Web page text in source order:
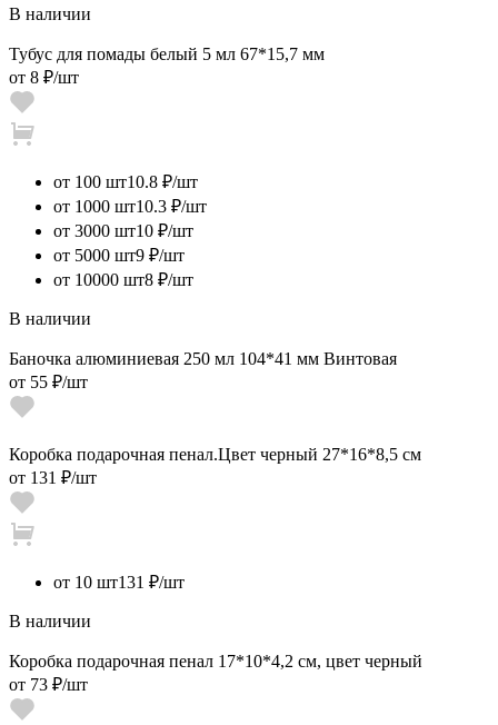
В наличии
Тубус для помады белый 5 мл 67*15,7 мм
от 8 ₽/шт
от 100 шт10.8 ₽/шт
от 1000 шт10.3 ₽/шт
от 3000 шт10 ₽/шт
от 5000 шт9 ₽/шт
от 10000 шт8 ₽/шт
В наличии
Баночка алюминиевая 250 мл 104*41 мм Винтовая
от 55 ₽/шт
Коробка подарочная пенал.Цвет черный 27*16*8,5 см
от 131 ₽/шт
от 10 шт131 ₽/шт
В наличии
Коробка подарочная пенал 17*10*4,2 см, цвет черный
от 73 ₽/шт